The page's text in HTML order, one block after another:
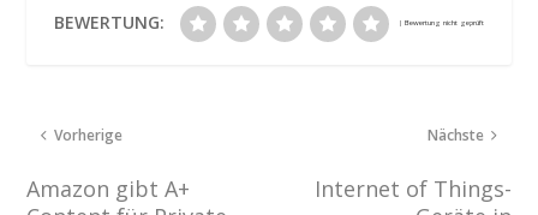
BEWERTUNG:
Vorherige
Amazon gibt A+
Nächste
Internet of Things-